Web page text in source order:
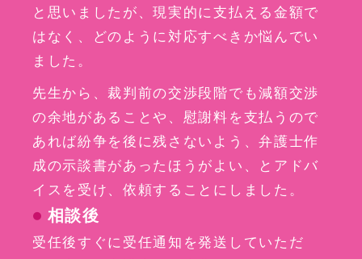
と思いましたが、現実的に支払える金額で
はなく、どのように対応すべきか悩んでい
ました。
先生から、裁判前の交渉段階でも減額交渉
の余地があることや、慰謝料を支払うので
あれば紛争を後に残さないよう、弁護士作
成の示談書があったほうがよい、とアドバ
イスを受け、依頼することにしました。
相談後
受任後すぐに受任通知を発送していただ